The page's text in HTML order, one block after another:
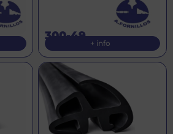
300-49
+ info